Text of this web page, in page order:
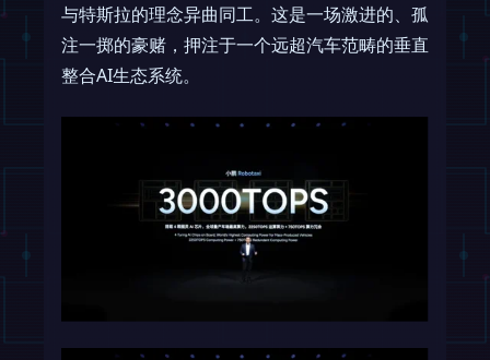
与特斯拉的理念异曲同工。这是一场激进的、孤
注一掷的豪赌，押注于一个远超汽车范畴的垂直
整合AI生态系统。